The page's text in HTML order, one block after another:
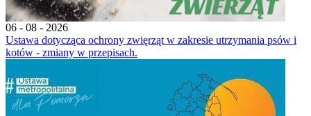
06 - 08 - 2026
Ustawa dotycząca ochrony zwięrząt w zakresie utrzymania psów i
kotów - zmiany w przepisach.